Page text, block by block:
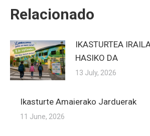
Relacionado
IKASTURTEA
HASIKO DA
13 July, 2026
Ikasturte Amaierako Jarduerak
11 June, 2026